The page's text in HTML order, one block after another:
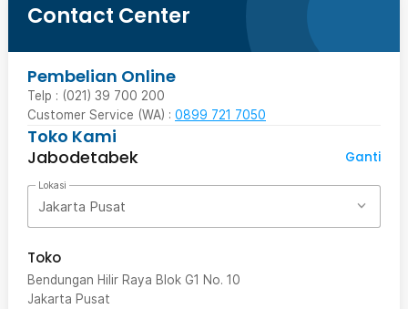
Contact Center
Pembelian Online
Telp : (021) 39 700 200
Customer Service (WA) : 0899 721 7050
Toko Kami
Jabodetabek
Ganti
Lokasi
Jakarta Pusat
Toko
Bendungan Hilir Raya Blok G1 No. 10
Jakarta Pusat